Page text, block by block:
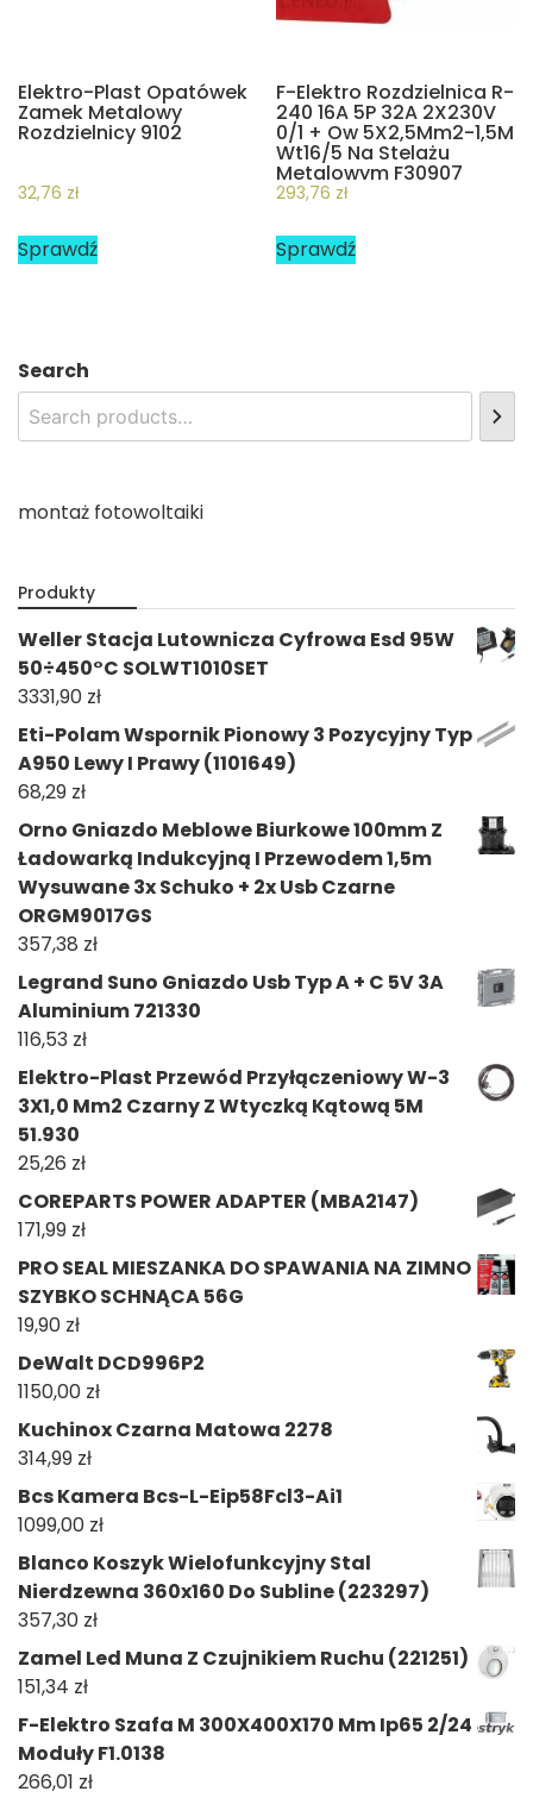
Elektro-Plast Opatówek
Zamek Metalowy
Rozdzielnicy 9102
32,76 zł
Sprawdź
F-Elektro Rozdzielnica R-
240 16A 5P 32A 2X230V
0/1 + Ow 5X2,5Mm2-1,5M
Wt16/5 Na Stelażu
Metalowym F30907
293,76 zł
Sprawdź
Search
montaż fotowoltaiki
Produkty
Weller Stacja Lutownicza Cyfrowa Esd 95W
50÷450°C SOLWT1010SET
3331,90 zł
Eti-Polam Wspornik Pionowy 3 Pozycyjny Typ
A950 Lewy I Prawy (1101649)
68,29 zł
Orno Gniazdo Meblowe Biurkowe 100mm Z
Ładowarką Indukcyjną I Przewodem 1,5m
Wysuwane 3x Schuko + 2x Usb Czarne
ORGM9017GS
357,38 zł
Legrand Suno Gniazdo Usb Typ A + C 5V 3A
Aluminium 721330
116,53 zł
Elektro-Plast Przewód Przyłączeniowy W-3
3X1,0 Mm2 Czarny Z Wtyczką Kątową 5M
51.930
25,26 zł
COREPARTS POWER ADAPTER (MBA2147)
171,99 zł
PRO SEAL MIESZANKA DO SPAWANIA NA ZIMNO
SZYBKO SCHNĄCA 56G
19,90 zł
DeWalt DCD996P2
1150,00 zł
Kuchinox Czarna Matowa 2278
314,99 zł
Bcs Kamera Bcs-L-Eip58Fcl3-Ai1
1099,00 zł
Blanco Koszyk Wielofunkcyjny Stal
Nierdzewna 360x160 Do Subline (223297)
357,30 zł
Zamel Led Muna Z Czujnikiem Ruchu (221251)
151,34 zł
F-Elektro Szafa M 300X400X170 Mm Ip65 2/24
Moduły F1.0138
266,01 zł